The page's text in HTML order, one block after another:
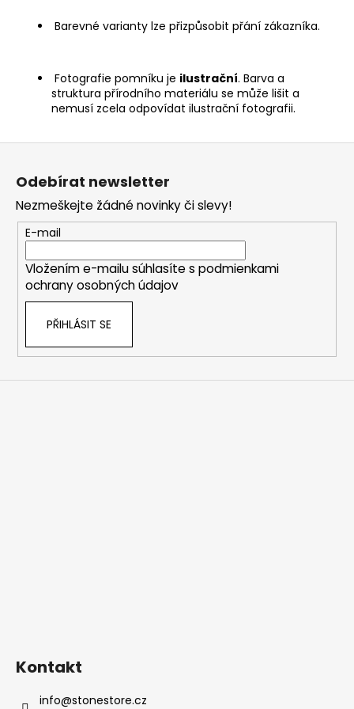
Barevné varianty lze přizpůsobit přání zákazníka.
Fotografie pomníku je ilustrační. Barva a
struktura přírodního materiálu se může lišit a
nemusí zcela odpovídat ilustrační fotografii.
Z
Odebírat newsletter
Nezmeškejte žádné novinky či slevy!
E-mail
Vložením e-mailu súhlasíte s podmienkami
ochrany osobných údajov
PŘIHLÁSIT SE
Kontakt
info@stonestore.cz